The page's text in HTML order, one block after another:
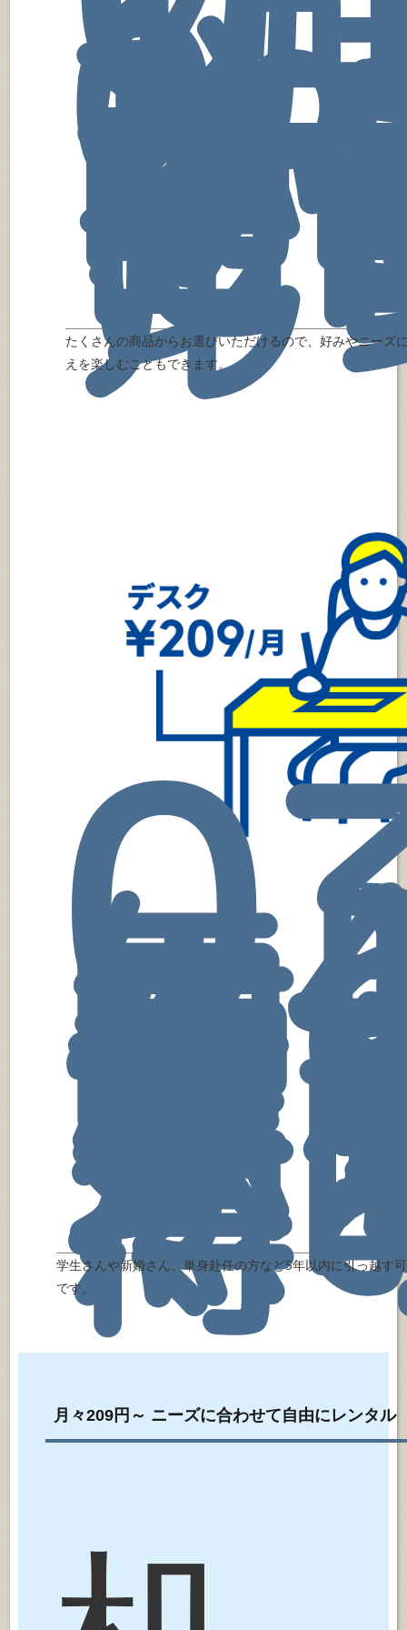
0
上
商
か
自
に
ン
ル
たくさんの商品からお選びいただけるので、好みやニー
えを楽しむこともできます。
年
内
使
な
レ
タ
が
然
得
学生さんや新婚さん、単身赴任の方など5年以内に引っ越す
です。
月々209円～ ニーズに合わせて自由にレンタル